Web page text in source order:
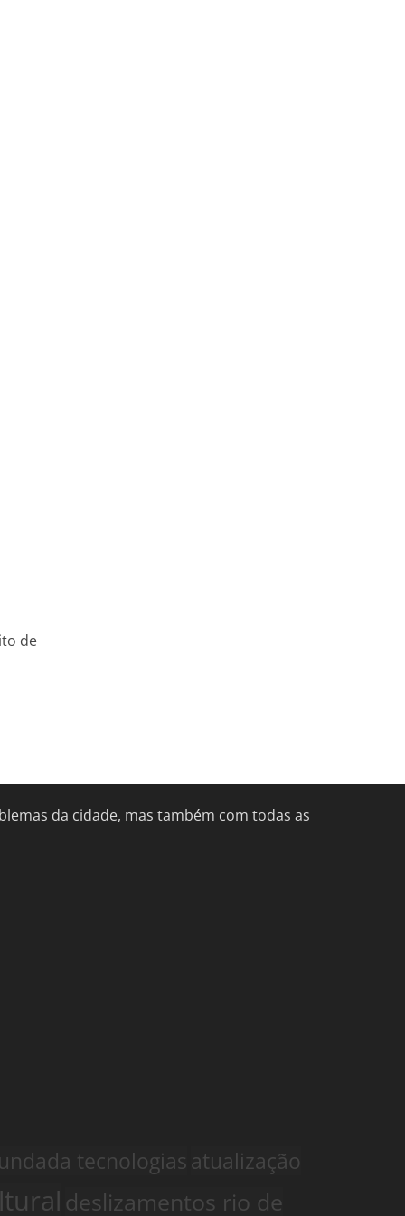
de
da cidade, mas também com todas as
tecnologiasatualização
deslizamentos rio de